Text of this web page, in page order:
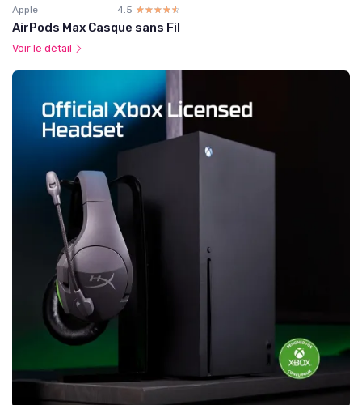
Apple 4.5 ☆☆☆☆☆
★★★★★
AirPods Max Casque sans Fil
Voir le détail